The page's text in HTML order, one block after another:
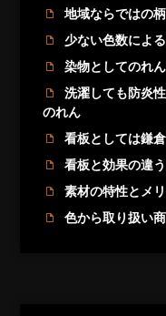
地域ならではの
少ない色数によ
染物としてのれ
洗濯しても防炎
のれん
看板としては鎌
看板と効果の違
素材の特性とメ
色から取り扱い